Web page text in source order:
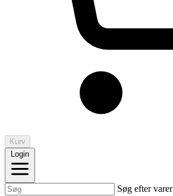
Kurv
Login
Søg efter varer